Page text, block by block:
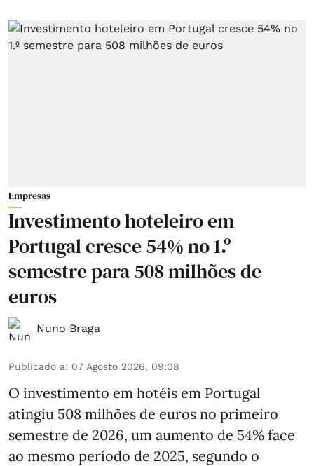
Empresas
Investimento hoteleiro em
Portugal cresce 54% no 1.º
semestre para 508 milhões de
euros
Nuno Braga
Publicado a: 07 Agosto 2026, 09:08
O investimento em hotéis em Portugal
atingiu 508 milhões de euros no primeiro
semestre de 2026, um aumento de 54% face
ao mesmo período de 2025, segundo o